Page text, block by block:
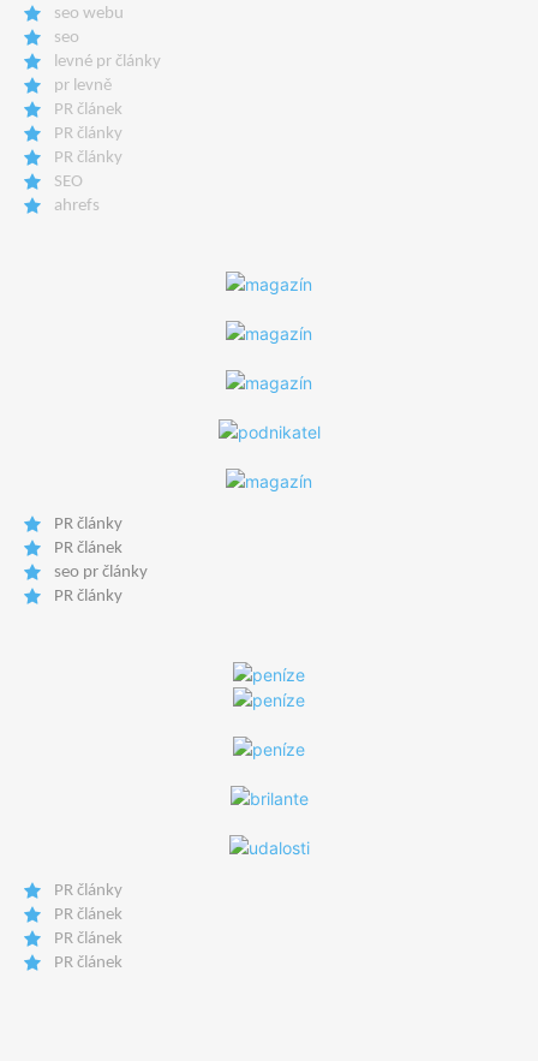
seo webu
seo
levné pr články
pr levně
PR článek
PR články
PR články
SEO
ahrefs
PR články
PR článek
seo pr články
PR články
PR články
PR článek
PR článek
PR článek